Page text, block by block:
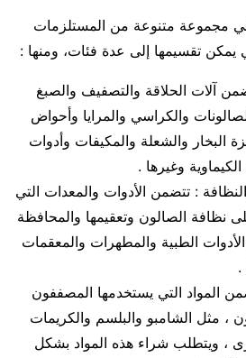
مجموعة متنوعة من المستلزمات
يمكن تقسيمها إلى عدة فئات، ومنها :
آلات الحلاقة والتصفيف والصبغ
والكراسي والمرايا وأحواض
البخار والشعلة والمكيفات وأدوات
وغيرها .
: تتضمن الأدوات والمعدات التي
نظافة الصالون وتعقيمها والمحافظة
الطبية والمطهرات والمعقمات
.
المواد التي يستخدمها المصففون
مثل الشامبو والبلسم والكريمات
، ويتطلب شراء هذه المواد بشكل